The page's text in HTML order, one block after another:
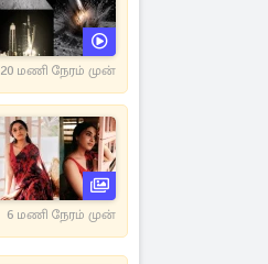
20 மணி நேரம் முன்
6 மணி நேரம் முன்